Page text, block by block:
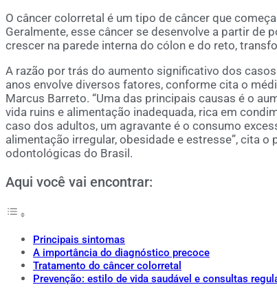
O câncer colorretal é um tipo de câncer que
Geralmente, esse câncer se desenvolve a partir de
crescer na parede interna do cólon e do reto,
A razão por trás do aumento significativo dos
anos envolve diversos fatores, conforme cita o
Marcus Barreto. “Uma das principais causas é o
vida ruins e alimentação inadequada, rica em
caso dos adultos, um agravante é o consumo
alimentação irregular, obesidade e estresse”, cita
odontológicas do Brasil.
Aqui você vai encontrar:
Principais sintomas
A importância do diagnóstico precoce
Tratamento do câncer colorretal
Prevenção: estilo de vida saudável e consultas